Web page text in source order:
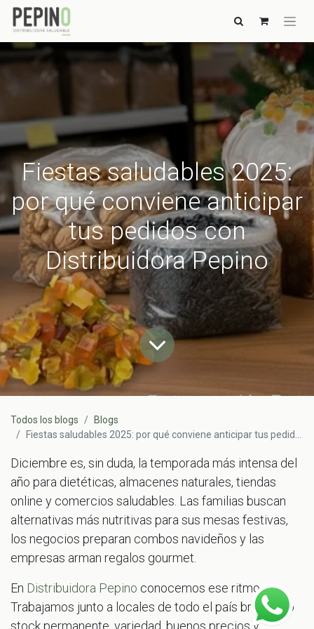
Fiestas saludables 2025:
por qué conviene anticipar
tus pedidos con
Distribuidora Pepino
Todos los blogs
Blogs
Fiestas saludables 2025: por qué conviene anticipar tus pedidos con Distribuidora Pepino
Diciembre es, sin duda, la temporada más intensa del
año para dietéticas, almacenes naturales, tiendas
online y comercios saludables. Las familias buscan
alternativas más nutritivas para sus mesas festivas,
los negocios preparan combos navideños y las
empresas arman regalos gourmet.
En Distribuidora Pepino conocemos ese ritmo.
Trabajamos junto a locales de todo el país brindando